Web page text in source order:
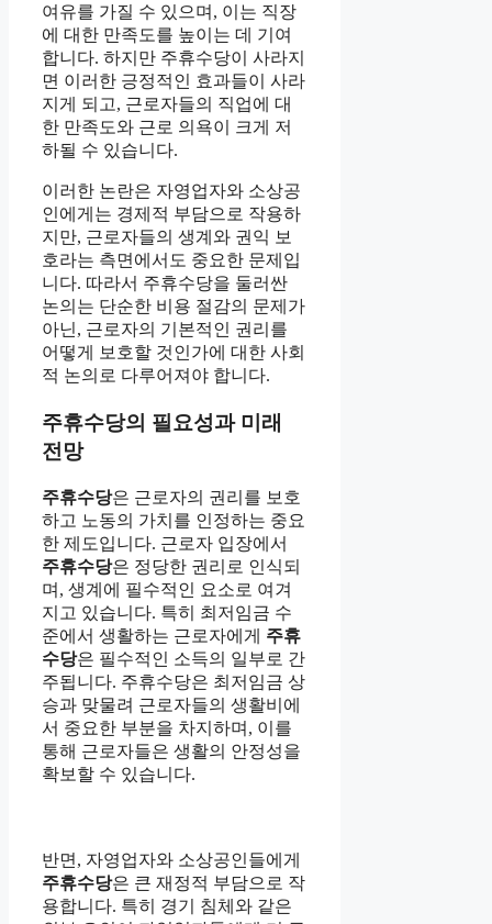
여유를 가질 수 있으며, 이는 직장
에 대한 만족도를 높이는 데 기여
합니다. 하지만 주휴수당이 사라지
면 이러한 긍정적인 효과들이 사라
지게 되고, 근로자들의 직업에 대
한 만족도와 근로 의욕이 크게 저
하될 수 있습니다.
이러한 논란은 자영업자와 소상공
인에게는 경제적 부담으로 작용하
지만, 근로자들의 생계와 권익 보
호라는 측면에서도 중요한 문제입
니다. 따라서 주휴수당을 둘러싼
논의는 단순한 비용 절감의 문제가
아닌, 근로자의 기본적인 권리를
어떻게 보호할 것인가에 대한 사회
적 논의로 다루어져야 합니다.
주휴수당의 필요성과 미래
전망
주휴수당은 근로자의 권리를 보호
하고 노동의 가치를 인정하는 중요
한 제도입니다. 근로자 입장에서
주휴수당은 정당한 권리로 인식되
며, 생계에 필수적인 요소로 여겨
지고 있습니다. 특히 최저임금 수
준에서 생활하는 근로자에게 주휴
수당은 필수적인 소득의 일부로 간
주됩니다. 주휴수당은 최저임금 상
승과 맞물려 근로자들의 생활비에
서 중요한 부분을 차지하며, 이를
통해 근로자들은 생활의 안정성을
확보할 수 있습니다.
반면, 자영업자와 소상공인들에게
주휴수당은 큰 재정적 부담으로 작
용합니다. 특히 경기 침체와 같은